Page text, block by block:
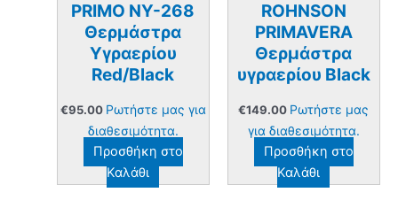
PRIMO NY-268
Θερμάστρα
Υγραερίου
Red/Black
€95.00 Ρωτήστε μας για
διαθεσιμότητα.
Προσθήκη στο
Καλάθι
ROHNSON
PRIMAVERA
Θερμάστρα
υγραερίου Black
€149.00 Ρωτήστε μας
για διαθεσιμότητα.
Προσθήκη στο
Καλάθι